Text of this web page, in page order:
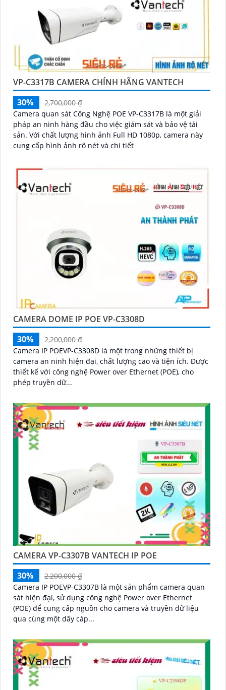
VP-C3317B CAMERA CHÍNH HÃNG VANTECH
30%
2,700,000 ₫
Camera quan sát Công Nghệ POE VP-C3317B là một giải
pháp an ninh hàng đầu cho việc giám sát và bảo vệ tài
sản. Với chất lượng hình ảnh Full HD 1080p, camera này
cung cấp hình ảnh rõ nét và chi tiết
CAMERA DOME IP POE VP-C3308D
30%
2,200,000 ₫
Camera IP POEVP-C3308D là một trong những thiết bị
camera an ninh hiện đại, chất lượng cao và tiện ích. Được
thiết kế với công nghệ Power over Ethernet (POE), cho
phép truyền dữ...
CAMERA VP-C3307B VANTECH IP POE
30%
2,200,000 ₫
Camera IP POEVP-C3307B là một sản phẩm camera quan
sát hiện đại, sử dụng công nghệ Power over Ethernet
(POE) để cung cấp nguồn cho camera và truyền dữ liệu
qua cùng một dây cáp...